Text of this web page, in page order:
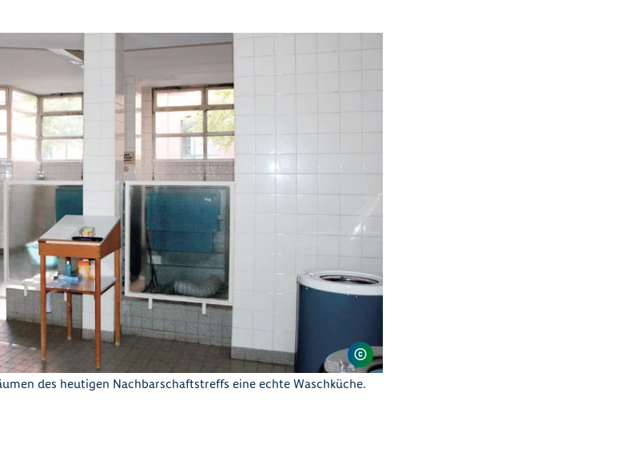
des heutigen Nachbarschaftstreffs eine echte Waschküche.